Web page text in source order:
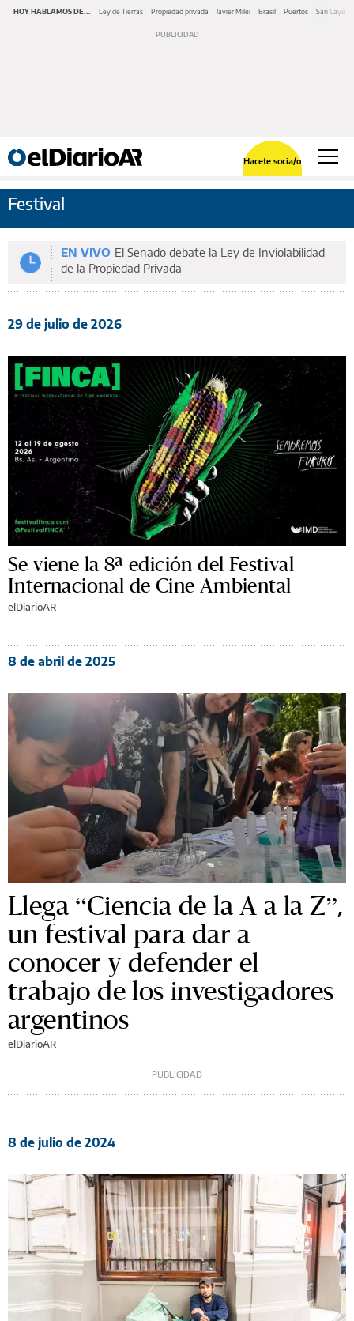
HOY HABLAMOS DE... Ley de Tierras Propiedad privada Javier Milei Brasil Puertos San
Hacete socia/o
Festival
EN VIVO El Senado debate la Ley de Inviolabilidad
de la Propiedad Privada
29 de julio de 2026
Se viene la 8ª edición del Festival
Internacional de Cine Ambiental
elDiarioAR
8 de abril de 2025
Llega “Ciencia de la A a la Z”,
un festival para dar a
conocer y defender el
trabajo de los investigadores
argentinos
elDiarioAR
8 de julio de 2024